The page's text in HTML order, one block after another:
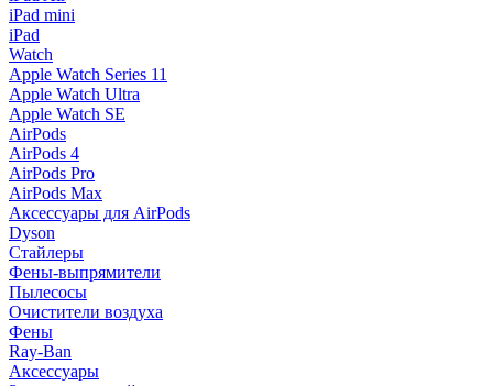
iPad mini
iPad
Watch
Apple Watch Series 11
Apple Watch Ultra
Apple Watch SE
AirPods
AirPods 4
AirPods Pro
AirPods Max
Аксессуары для AirPods
Dyson
Стайлеры
Фены-выпрямители
Пылесосы
Очистители воздуха
Фены
Ray-Ban
Аксессуары